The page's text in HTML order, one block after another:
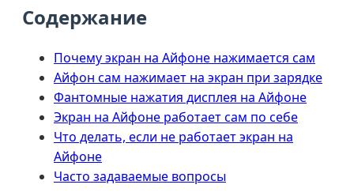
Содержание
Почему экран на Айфоне нажимается сам
Айфон сам нажимает на экран при зарядке
Фантомные нажатия дисплея на Айфоне
Экран на Айфоне работает сам по себе
Что делать, если не работает экран на
Айфоне
Часто задаваемые вопросы